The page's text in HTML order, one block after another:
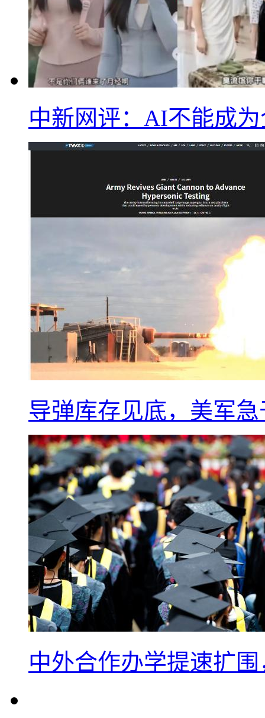
中新网评：AI不能成
导弹库存见底，美军
中外合作办学提速扩